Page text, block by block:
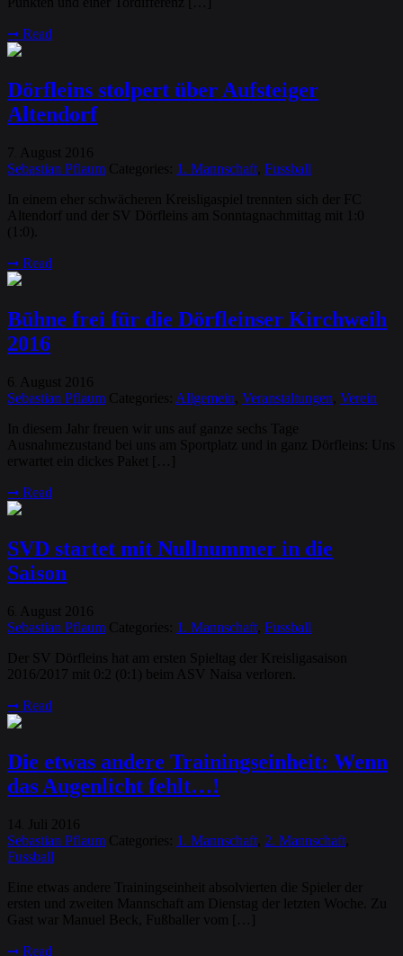
➞ Read
Dörfleins stolpert über Aufsteiger
Altendorf
7 August
2016
Sebastian Pflaum Categories: 1. Mannschaft Fussball
In einem eher schwächeren Kreisligaspiel trennten sich der FC
Altendorf und der SV Dörfleins am Sonntagnachmittag mit 1:0
(1:0).
➞ Read
Bühne frei für die Dörfleinser Kirchweih
2016
6 August
2016
Sebastian Pflaum Categories: Allgemein Veranstaltungen Verein
In diesem Jahr freuen wir uns auf ganze sechs Tage
Ausnahmezustand bei uns am Sportplatz und in ganz Dörfleins: Uns
erwartet ein dickes Paket […]
➞ Read
SVD startet mit Nullnummer in die
Saison
6 August
2016
Sebastian Pflaum Categories: 1. Mannschaft Fussball
Der SV Dörfleins hat am ersten Spieltag der Kreisligasaison
2016/2017 mit 0:2 (0:1) beim ASV Naisa verloren.
➞ Read
Die etwas andere Trainingseinheit: Wenn
das Augenlicht fehlt…!
14
2016
Sebastian Pflaum Categories: 1. Mannschaft 2. Mannschaft
Fussball
Eine etwas andere Trainingseinheit absolvierten die Spieler der
ersten und zweiten Mannschaft am Dienstag der letzten Woche. Zu
Gast war Manuel Beck, Fußballer vom […]
➞ Read